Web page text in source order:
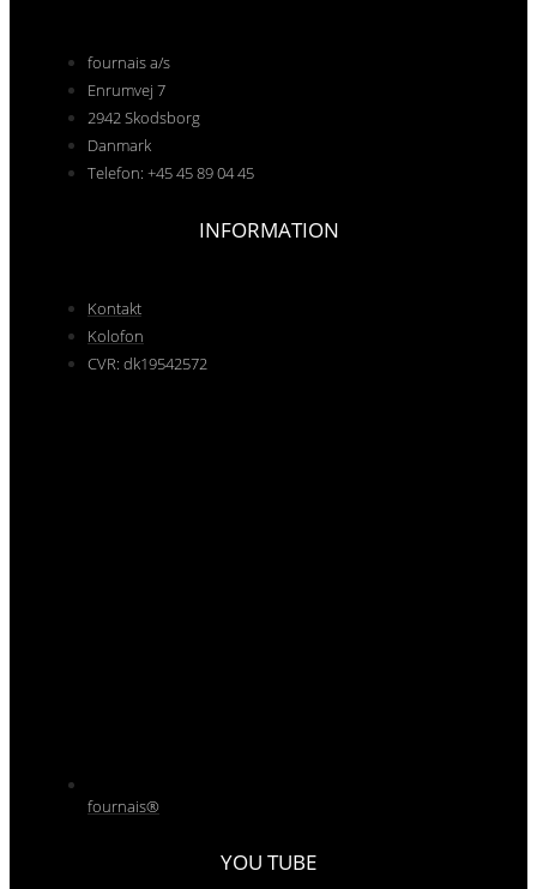
fournais a/s
Enrumvej 7
2942 Skodsborg
Danmark
Telefon: +45 45 89 04 45
INFORMATION
Kontakt
Kolofon
CVR: dk19542572
fournais®
YOU TUBE